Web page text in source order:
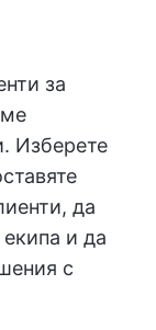
за
Изберете
да
и да
с